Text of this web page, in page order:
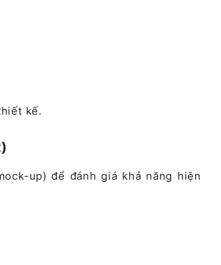
kế.
up) để đánh giá khả năng hiện